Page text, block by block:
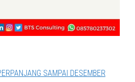
SAMPAI DESEMBER